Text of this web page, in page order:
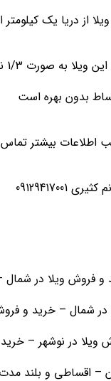
از دریا یک
بدون بهره است
اطلاعات بیشتر تماس
09129417001
و فروش ویلا در
شمال – خرید و
ویلا در نوشهر – خرید
– اقساطی و بلند